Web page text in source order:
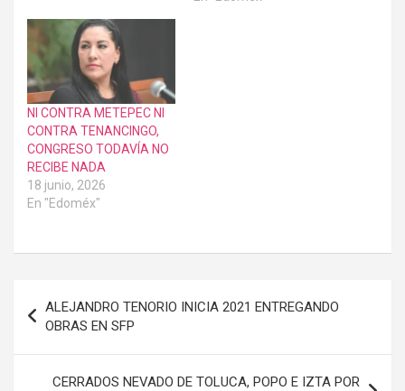
NI CONTRA METEPEC NI
CONTRA TENANCINGO,
CONGRESO TODAVÍA NO
RECIBE NADA
18 junio, 2026
En "Edoméx"
de
entradas
ALEJANDRO TENORIO INICIA 2021 ENTREGANDO
OBRAS EN SFP
CERRADOS NEVADO DE TOLUCA, POPO E IZTA POR